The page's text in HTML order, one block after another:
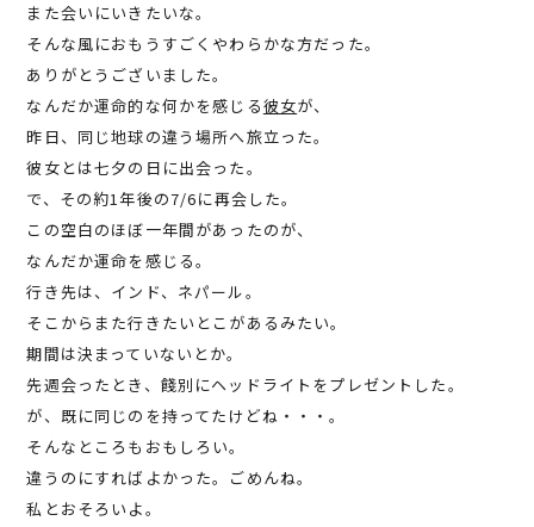
また会いにいきたいな。
そんな風におもうすごくやわらかな方だった。
ありがとうございました。
なんだか運命的な何かを感じる彼女が、
昨日、同じ地球の違う場所へ旅立った。
彼女とは七夕の日に出会った。
で、その約1年後の7/6に再会した。
この空白のほぼ一年間があったのが、
なんだか運命を感じる。
行き先は、インド、ネパール。
そこからまた行きたいとこがあるみたい。
期間は決まっていないとか。
先週会ったとき、餞別にヘッドライトをプレゼントした。
が、既に同じのを持ってたけどね・・・。
そんなところもおもしろい。
違うのにすればよかった。ごめんね。
私とおそろいよ。